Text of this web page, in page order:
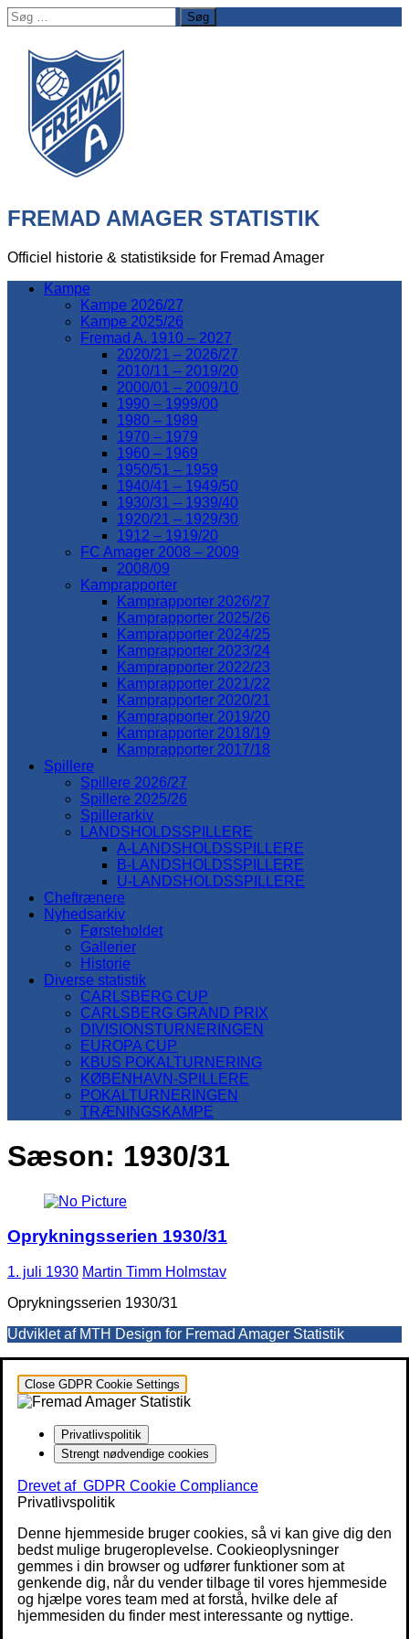
Søg
efter:
FREMAD AMAGER STATISTIK
Officiel historie & statistikside for Fremad Amager
Kampe
Kampe 2026/27
Kampe 2025/26
Fremad A. 1910 – 2027
2020/21 – 2026/27
2010/11 – 2019/20
2000/01 – 2009/10
1990 – 1999/00
1980 – 1989
1970 – 1979
1960 – 1969
1950/51 – 1959
1940/41 – 1949/50
1930/31 – 1939/40
1920/21 – 1929/30
1912 – 1919/20
FC Amager 2008 – 2009
2008/09
Kamprapporter
Kamprapporter 2026/27
Kamprapporter 2025/26
Kamprapporter 2024/25
Kamprapporter 2023/24
Kamprapporter 2022/23
Kamprapporter 2021/22
Kamprapporter 2020/21
Kamprapporter 2019/20
Kamprapporter 2018/19
Kamprapporter 2017/18
Spillere
Spillere 2026/27
Spillere 2025/26
Spillerarkiv
LANDSHOLDSSPILLERE
A-LANDSHOLDSSPILLERE
B-LANDSHOLDSSPILLERE
U-LANDSHOLDSSPILLERE
Cheftrænere
Nyhedsarkiv
Førsteholdet
Gallerier
Historie
Diverse statistik
CARLSBERG CUP
CARLSBERG GRAND PRIX
DIVISIONSTURNERINGEN
EUROPA CUP
KBUS POKALTURNERING
KØBENHAVN-SPILLERE
POKALTURNERINGEN
TRÆNINGSKAMPE
Sæson: 1930/31
Oprykningsserien 1930/31
1. juli 1930 Martin Timm Holmstav
Oprykningsserien 1930/31
Udviklet af MTH Design for Fremad Amager Statistik
Close GDPR Cookie Settings
Privatlivspolitik
Strengt nødvendige cookies
Drevet af GDPR Cookie Compliance
Privatlivspolitik
Denne hjemmeside bruger cookies, så vi kan give dig den
bedst mulige brugeroplevelse. Cookieoplysninger
gemmes i din browser og udfører funktioner som at
genkende dig, når du vender tilbage til vores hjemmeside
og hjælpe vores team med at forstå, hvilke dele af
hjemmesiden du finder mest interessante og nyttige.